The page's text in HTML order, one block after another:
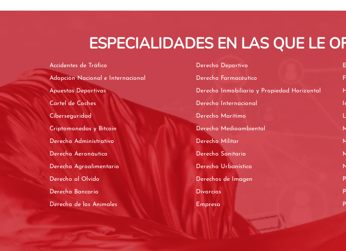
ESPECIALIDADES EN LAS QUE LE
Accidentes de Tráfico
Adopción Nacional e Internacional
Apuestas Deportivas
Cartel de Coches
Ciberseguridad
Criptomonedas y Bitcoin
Derecho Administrativo
Derecho Aeronáutico
Derecho Agroalimentario
Derecho al Olvido
Derecho Bancario
Derecho de los Animales
Derecho Deportivo
Derecho Farmacéutico
Derecho Inmobiliario y Propiedad Horizontal
Derecho Internacional
Derecho Marítimo
Derecho Medioambiental
Derecho Militar
Derecho Sanitario
Derecho Urbanístico
Derechos de Imagen
Divorcios
Empresa